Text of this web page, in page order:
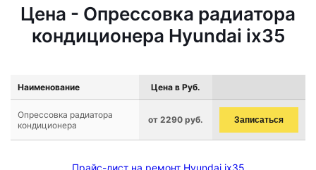
Цена - Опрессовка радиатора
кондиционера Hyundai ix35
Наименование Цена в Руб.
Опрессовка радиатора
кондиционера
от 2290 руб. Записаться
Прайс-лист на ремонт Hyundai ix35